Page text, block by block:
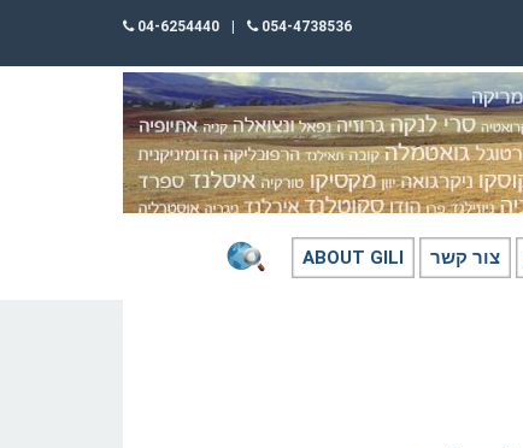
054-4738536
04-6254440
צור קשר ABOUT GILI